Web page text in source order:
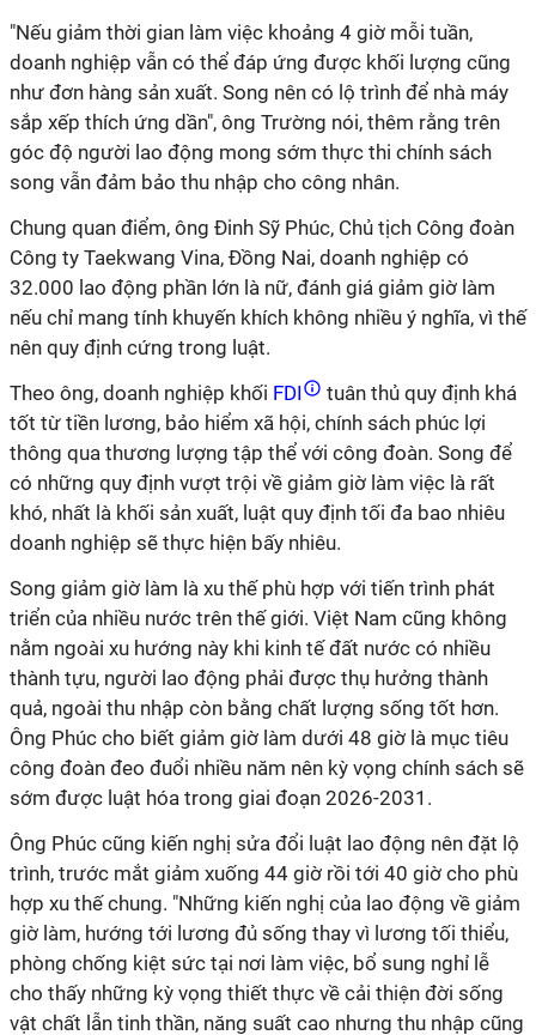
"Nếu giảm thời gian làm việc khoảng 4 giờ mỗi tuần,
doanh nghiệp vẫn có thể đáp ứng được khối lượng cũng
như đơn hàng sản xuất. Song nên có lộ trình để nhà máy
sắp xếp thích ứng dần", ông Trường nói, thêm rằng trên
góc độ người lao động mong sớm thực thi chính sách
song vẫn đảm bảo thu nhập cho công nhân.
Chung quan điểm, ông Đinh Sỹ Phúc, Chủ tịch Công đoàn
Công ty Taekwang Vina, Đồng Nai, doanh nghiệp có
32.000 lao động phần lớn là nữ, đánh giá giảm giờ làm
nếu chỉ mang tính khuyến khích không nhiều ý nghĩa, vì thế
nên quy định cứng trong luật.
Theo ông, doanh nghiệp khối FDI
tuân thủ quy định khá
tốt từ tiền lương, bảo hiểm xã hội, chính sách phúc lợi
thông qua thương lượng tập thể với công đoàn. Song để
có những quy định vượt trội về giảm giờ làm việc là rất
khó, nhất là khối sản xuất, luật quy định tối đa bao nhiêu
doanh nghiệp sẽ thực hiện bấy nhiêu.
Song giảm giờ làm là xu thế phù hợp với tiến trình phát
triển của nhiều nước trên thế giới. Việt Nam cũng không
nằm ngoài xu hướng này khi kinh tế đất nước có nhiều
thành tựu, người lao động phải được thụ hưởng thành
quả, ngoài thu nhập còn bằng chất lượng sống tốt hơn.
Ông Phúc cho biết giảm giờ làm dưới 48 giờ là mục tiêu
công đoàn đeo đuổi nhiều năm nên kỳ vọng chính sách sẽ
sớm được luật hóa trong giai đoạn 2026-2031.
Ông Phúc cũng kiến nghị sửa đổi luật lao động nên đặt lộ
trình, trước mắt giảm xuống 44 giờ rồi tới 40 giờ cho phù
hợp xu thế chung. "Những kiến nghị của lao động về giảm
giờ làm, hướng tới lương đủ sống thay vì lương tối thiểu,
phòng chống kiệt sức tại nơi làm việc, bổ sung nghỉ lễ
cho thấy những kỳ vọng thiết thực về cải thiện đời sống
vật chất lẫn tinh thần, năng suất cao nhưng thu nhập cũng